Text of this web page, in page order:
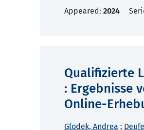
Appeared: 2024
Qualifizierte
: Ergebnisse
Online-
Glodek, Andrea ;